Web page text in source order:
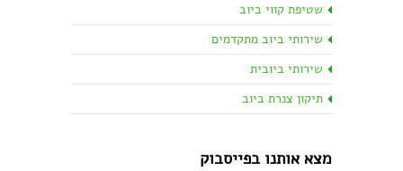
שטיפת קווי ביוב
שירותי ביוב מתקדמים
שירותי ביובית
תיקון צנרת ביוב
מצא אותנו בפייסבוק